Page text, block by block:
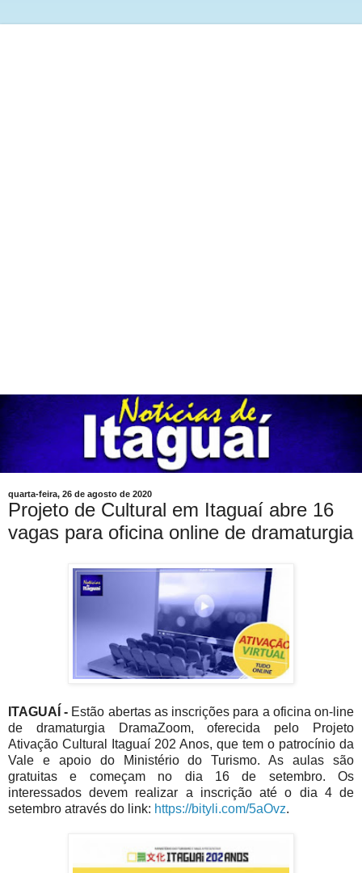
quarta-feira, 26 de agosto de 2020
Projeto de Cultural em Itaguaí abre 16
vagas para oficina online de dramaturgia
ITAGUAÍ - Estão abertas as inscrições para a oficina on-line
de dramaturgia DramaZoom, oferecida pelo Projeto
Ativação Cultural Itaguaí 202 Anos, que tem o patrocínio da
Vale e apoio do Ministério do Turismo. As aulas são
gratuitas e começam no dia 16 de setembro. Os
interessados devem realizar a inscrição até o dia 4 de
setembro através do link: https://bityli.com/5aOvz.